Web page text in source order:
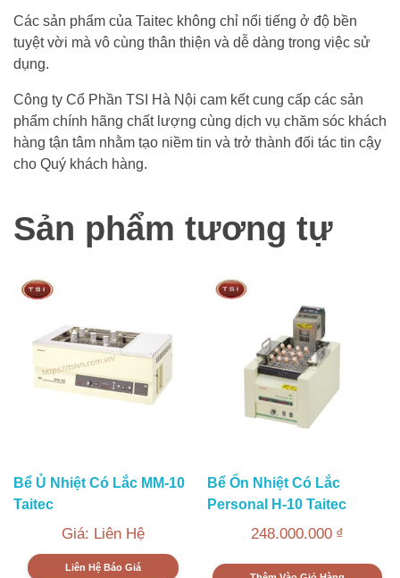
Các sản phẩm của Taitec không chỉ nổi tiếng ở độ bền
tuyệt vời mà vô cùng thân thiện và dễ dàng trong việc sử
dụng.
Công ty Cổ Phần TSI Hà Nội cam kết cung cấp các sản
phẩm chính hãng chất lượng cùng dịch vụ chăm sóc khách
hàng tận tâm nhằm tạo niềm tin và trở thành đối tác tin cậy
cho Quý khách hàng.
Sản phẩm tương tự
Bể Ủ Nhiệt Có Lắc MM-10
Taitec
Giá: Liên Hệ
Liên Hệ Báo Giá
Bể Ổn Nhiệt Có Lắc
Personal H-10 Taitec
248.000.000 ₫